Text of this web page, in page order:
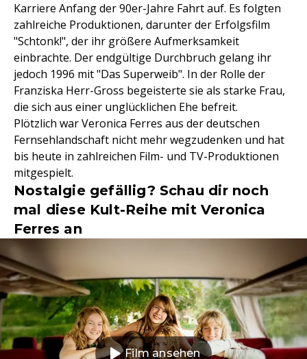
Karriere Anfang der 90er-Jahre Fahrt auf. Es folgten
zahlreiche Produktionen, darunter der Erfolgsfilm
"Schtonk!", der ihr größere Aufmerksamkeit
einbrachte. Der endgültige Durchbruch gelang ihr
jedoch 1996 mit "Das Superweib". In der Rolle der
Franziska Herr-Gross begeisterte sie als starke Frau,
die sich aus einer unglücklichen Ehe befreit.
Plötzlich war Veronica Ferres aus der deutschen
Fernsehlandschaft nicht mehr wegzudenken und hat
bis heute in zahlreichen Film- und TV-Produktionen
mitgespielt.
Nostalgie gefällig? Schau dir noch
mal diese Kult-Reihe mit Veronica
Ferres an
Film ansehen